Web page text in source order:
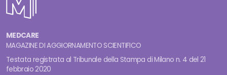
MEDCARE
MAGAZINE DI AGGIORNAMENTO SCIENTIFICO
Testata registrata al Tribunale della Stampa di Milano n. 4 del 21
febbraio 2020